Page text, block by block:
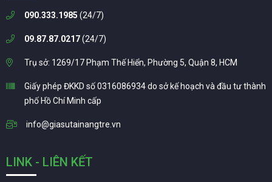
090.333.1985 (24/7)
09.87.87.0217(24/7)
Trụ sở: 1269/17 Phạm Thế Hiển, Phường 5, Quận 8, HCM
Giấy phép ĐKKD số 0316086934 do sở kế hoạch và đầu tư thành
phố Hồ Chí Minh cấp
info@giasutainangtre.vn
LINK - LIÊN KẾT